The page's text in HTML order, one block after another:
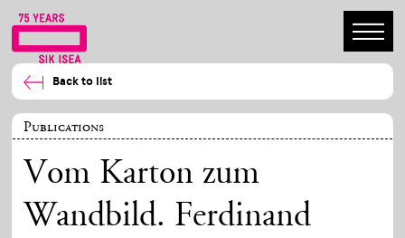
Back to list
Publications
Vom Karton zum
Wandbild. Ferdinand